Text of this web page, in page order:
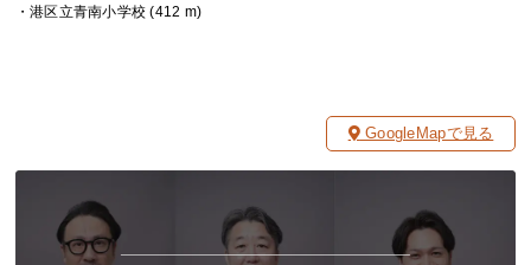
・港区立青南小学校 (412 m)
GoogleMapで見る